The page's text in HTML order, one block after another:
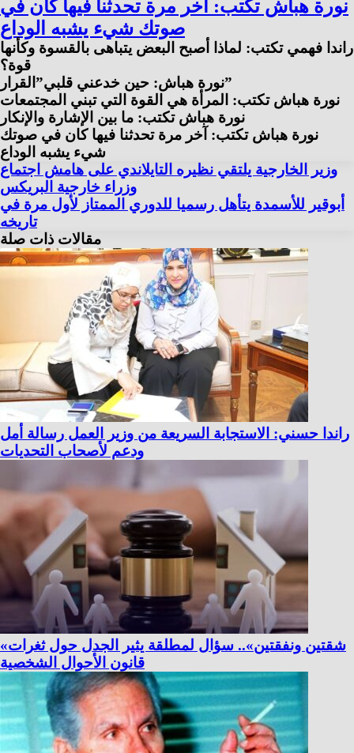
نورة هباش تكتب: آخر مرة تحدثنا فيها كان في
صوتك شيء يشبه الوداع
راندا فهمي تكتب: لماذا أصبح البعض يتباهى بالقسوة وكأنها
قوة؟
نورة هباش: حين خدعني قلبي”القرار”
نورة هباش تكتب: المرأة هي القوة التي تبني المجتمعات
نورة هباش تكتب: ما بين الإشارة والإنكار
نورة هباش تكتب: آخر مرة تحدثنا فيها كان في صوتك
شيء يشبه الوداع
وزير الخارجية يلتقي نظيره التايلاندي على هامش اجتماع
وزراء خارجية البريكس
أبوقير للأسمدة يتأهل رسميا للدوري الممتاز لأول مرة في
تاريخه
مقالات ذات صلة
راندا حسني: الاستجابة السريعة من وزير العمل رسالة أمل
ودعم لأصحاب التحديات
«شقتين ونفقتين».. سؤال لمطلقة يثير الجدل حول ثغرات
قانون الأحوال الشخصية